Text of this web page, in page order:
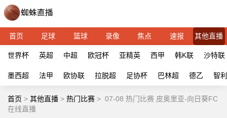
首页 足球 篮球 录像 焦点 速报 其他直播
世界杯 英超 中超 欧冠杯 亚精英 西甲 韩K联 沙特联
墨西超 法甲 欧协联 拉脱超 足协杯 巴林超 德乙 智
首页 > 其他直播 > 热门比赛 > 07-08 热门比赛 皮奥里亚-向日葵FC
在线直播